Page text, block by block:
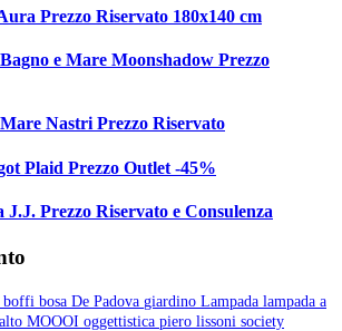
Prezzo Riservato 180x140 cm
e Mare Moonshadow Prezzo
Nastri Prezzo Riservato
Plaid Prezzo Outlet -45%
Prezzo Riservato e Consulenza
boffi bosa De Padova giardino Lampada lampada a
MOOOI oggettistica piero lissoni society